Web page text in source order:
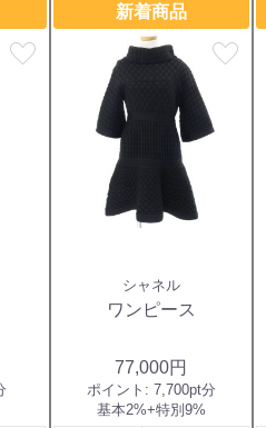
favorite
新着商品
favorite
シャネル
ワンピース
77,000円
ポイント: 7,700pt分
基本2%+特別9%